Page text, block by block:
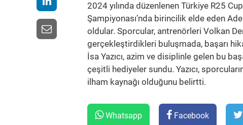
2024 yılında düzenlenen Türkiye R25
Şampiyonası’nda birincilik elde eden
oldular. Sporcular, antrenörleri Volkan
gerçekleştirdikleri buluşmada, başarı
İsa Yazıcı, azim ve disiplinle gelen bu
çeşitli hediyeler sundu. Yazıcı,
ilham kaynağı olduğunu belirtti.
Whatsapp Facebook